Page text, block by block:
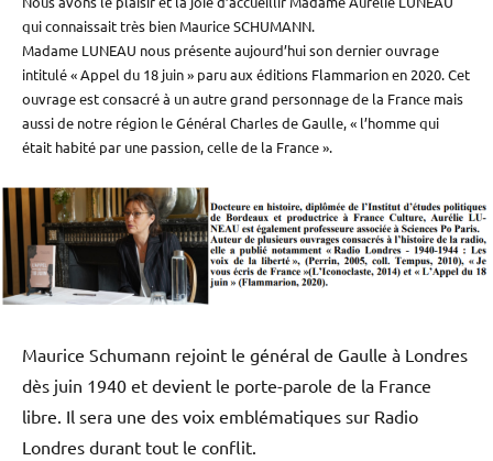
qui connaissait très bien Maurice SCHUMANN.
Madame LUNEAU nous présente aujourd’hui son dernier ouvrage
intitulé « Appel du 18 juin » paru aux éditions Flammarion en 2020. Cet
ouvrage est consacré à un autre grand personnage de la France mais
aussi de notre région le Général Charles de Gaulle, « l’homme qui
était habité par une passion, celle de la France ».
Maurice Schumann rejoint le général de Gaulle à Londres
dès juin 1940 et devient le porte-parole de la France
libre. Il sera une des voix emblématiques sur Radio
Londres durant tout le conflit.